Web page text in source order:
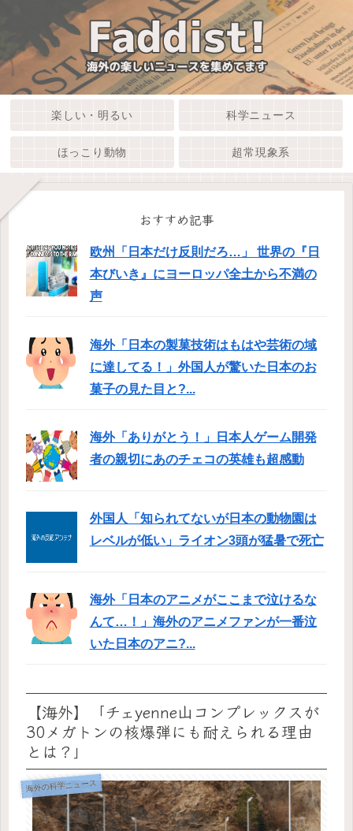
楽しい・明るい 科学ニュース
ほっこり動物 超常現象系
おすすめ記事
欧州「日本だけ反則だろ…」 世界の『日
本びいき』にヨーロッパ全土から不満の
声
海外「日本の製菓技術はもはや芸術の域
に達してる！」外国人が驚いた日本のお
菓子の見た目と?...
海外「ありがとう！」日本人ゲーム開発
者の親切にあのチェコの英雄も超感動
外国人「知られてないが日本の動物園は
レベルが低い」ライオン3頭が猛暑で死亡
海外「日本のアニメがここまで泣けるな
んて…！」海外のアニメファンが一番泣
いた日本のアニ?...
【海外】「チェyenne山コンプレックスが
30メガトンの核爆弾にも耐えられる理由
とは？」
海外の科学ニュース